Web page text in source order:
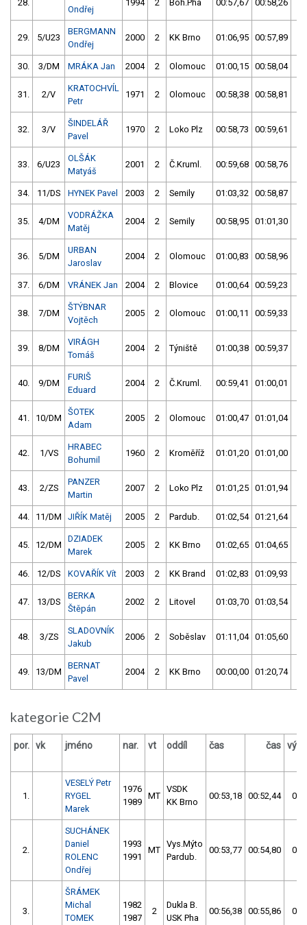
28.
Ondřej
1994 2 Boh.Pha 00:57,67 00:58,26
29. 5/U23
BERGMANN
Ondřej
2000 2 KK Brno 01:06,95 00:57,89
30. 3/DM MRÁKA Jan 2004 2 Olomouc 01:00,15 00:58,04
31. 2/V
KRATOCHVÍL
Petr
1971 2 Olomouc 00:58,38 00:58,81
32. 3/V
ŠINDELÁŘ
Pavel
1970 2 Loko Plz 00:58,73 00:59,61
33. 6/U23
OLŠÁK
Matyáš
2001 2 Č.Kruml. 00:59,68 00:58,76
34. 11/DS HYNEK Pavel 2003 2 Semily 01:03,32 00:58,87
35. 4/DM
VODRÁŽKA
Matěj
2004 2 Semily 00:58,95 01:01,30
36. 5/DM
URBAN
Jaroslav
2004 2 Olomouc 01:00,83 00:58,96
37. 6/DM VRÁNEK Jan 2004 2 Blovice 01:00,64 00:59,23
38. 7/DM
ŠTÝBNAR
Vojtěch
2005 2 Olomouc 01:00,11 00:59,33
39. 8/DM
VIRÁGH
Tomáš
2004 2 Týniště 01:00,38 00:59,37
40. 9/DM
FURIŠ
Eduard
2004 2 Č.Kruml. 00:59,41 01:00,01
41. 10/DM
ŠOTEK
Adam
2005 2 Olomouc 01:00,47 01:01,04
42. 1/VS
HRABEC
Bohumil
1960 2 Kroměříž 01:01,20 01:01,00
43. 2/ZS
PANZER
Martin
2007 2 Loko Plz 01:01,25 01:01,94
44. 11/DM JIŘÍK Matěj 2005 2 Pardub. 01:02,54 01:21,64
45. 12/DM
DZIADEK
Marek
2005 2 KK Brno 01:02,65 01:04,65
46. 12/DS KOVAŘÍK Vít 2003 2 KK Brand 01:02,83 01:09,93
47. 13/DS
BERKA
Štěpán
2002 2 Litovel 01:03,70 01:03,54
48. 3/ZS
SLADOVNÍK
Jakub
2006 2 Soběslav 01:11,04 01:05,60
49. 13/DM
BERNAT
Pavel
2004 2 KK Brno 00:00,00 01:20,74
kategorie C2M
por. vk jméno nar. vt oddíl čas čas
1.
VESELÝ Petr
RYGEL
Marek
1976
1989
MT
VSDK
KK Brno
00:53,18 00:52,44
2.
SUCHÁNEK
Daniel
ROLENC
Ondřej
1993
1991
MT
Vys.Mýto
Pardub.
00:53,77 00:54,80
3.
ŠRÁMEK
Michal
TOMEK
1982
1987
2
Dukla B.
USK Pha
00:56,38 00:55,86